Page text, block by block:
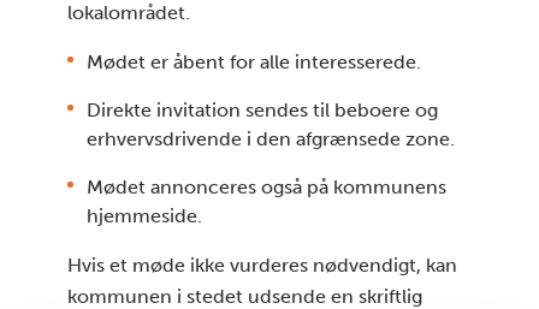
lokalområdet.
Mødet er åbent for alle interesserede.
Direkte invitation sendes til beboere og
erhvervsdrivende i den afgrænsede zone.
Mødet annonceres også på kommunens
hjemmeside.
Hvis et møde ikke vurderes nødvendigt, kan
kommunen i stedet udsende en skriftlig